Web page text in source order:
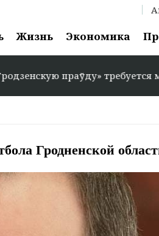
Жизнь Экономика
праўду» требуется
Гродненской